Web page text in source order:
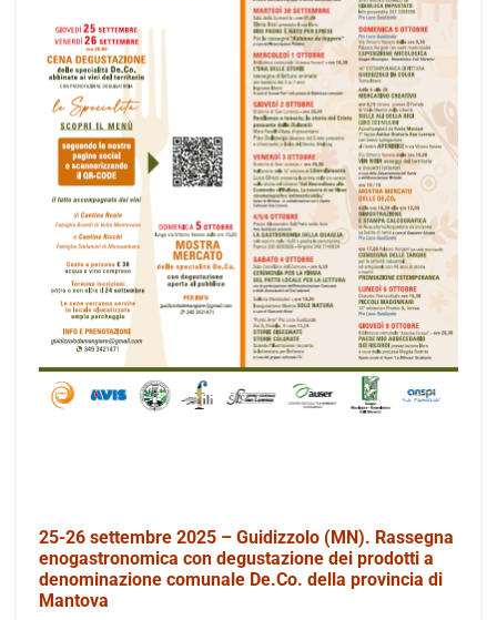
25-26 settembre 2025 – Guidizzolo (MN). Rassegna
enogastronomica con degustazione dei prodotti a
denominazione comunale De.Co. della provincia di
Mantova